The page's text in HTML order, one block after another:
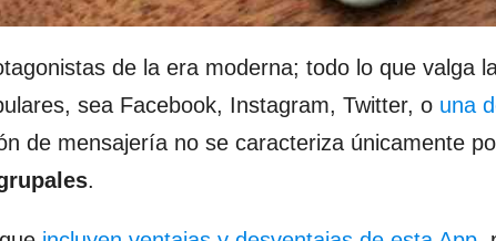
de la era moderna; todo lo que valga
sea Facebook, Instagram, Twitter, o una
de mensajería no se caracteriza únicamente
.